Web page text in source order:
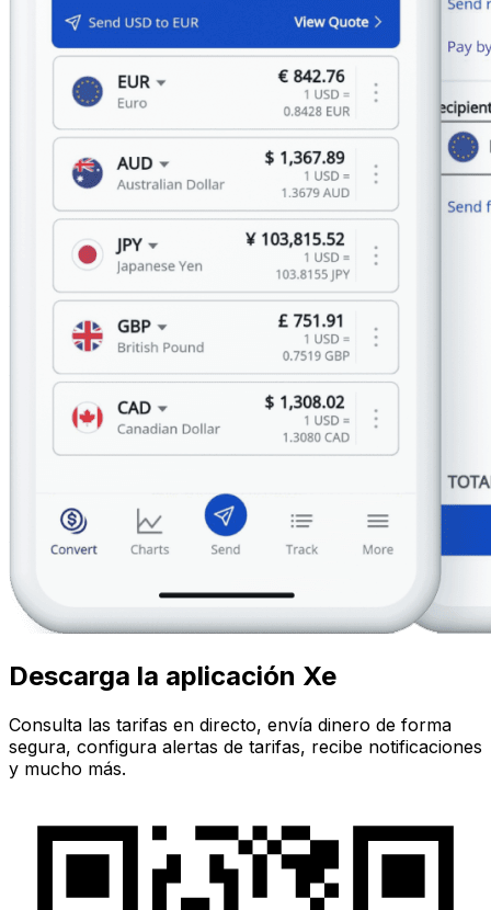
Descarga la aplicación Xe
Consulta las tarifas en directo, envía dinero de forma
segura, configura alertas de tarifas, recibe notificaciones
y mucho más.